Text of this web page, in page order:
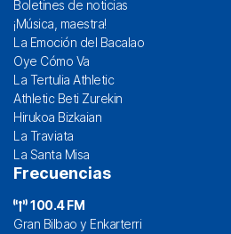
Boletines de noticias
¡Música, maestra!
La Emoción del Bacalao
Oye Cómo Va
La Tertulia Athletic
Athletic Beti Zurekin
Hirukoa Bizkaian
La Traviata
La Santa Misa
Frecuencias
100.4 FM
Gran Bilbao y Enkarterri